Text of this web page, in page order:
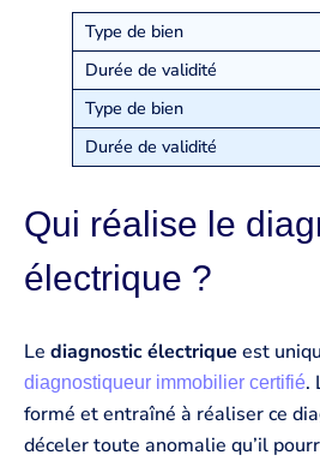
Qui réalise le
électrique ?
Le diagnostic électrique est
diagnostiqueur immobilier certifié.
formé et entraîné à réaliser ce
déceler toute anomalie qu’il